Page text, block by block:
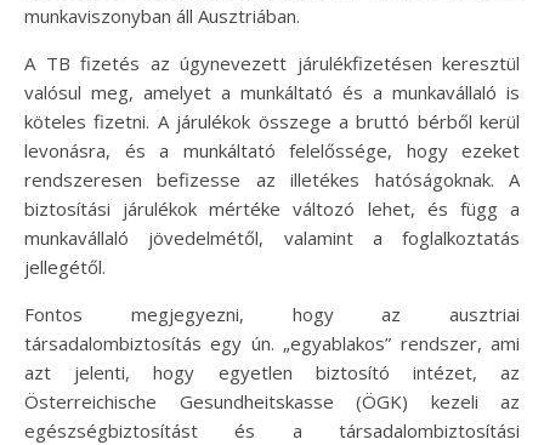
munkaviszonyban áll Ausztriában.
A TB fizetés az úgynevezett járulékfizetésen keresztül
valósul meg, amelyet a munkáltató és a munkavállaló is
köteles fizetni. A járulékok összege a bruttó bérből kerül
levonásra, és a munkáltató felelőssége, hogy ezeket
rendszeresen befizesse az illetékes hatóságoknak. A
biztosítási járulékok mértéke változó lehet, és függ a
munkavállaló jövedelmétől, valamint a foglalkoztatás
jellegétől.
Fontos megjegyezni, hogy az ausztriai
társadalombiztosítás egy ún. „egyablakos” rendszer, ami
azt jelenti, hogy egyetlen biztosító intézet, az
Österreichische Gesundheitskasse (ÖGK) kezeli az
egészségbiztosítást és a társadalombiztosítási